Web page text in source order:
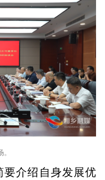
要介绍自身发展优